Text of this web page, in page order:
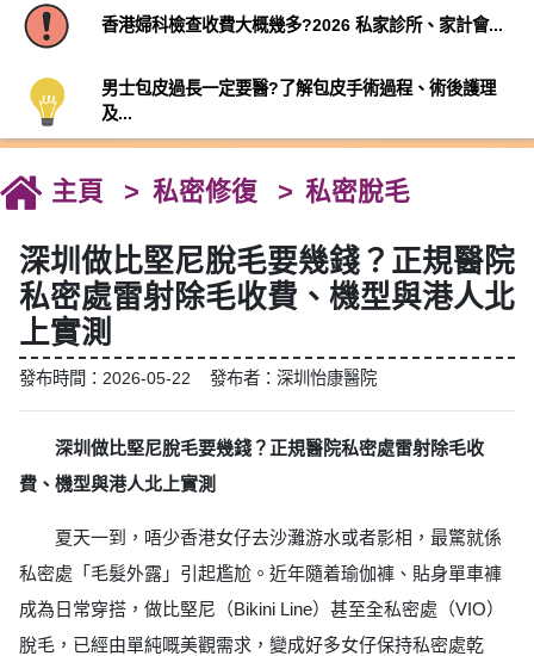
香港婦科檢查收費大概幾多?2026 私家診所、家計會...
男士包皮過長一定要醫?了解包皮手術過程、術後護理
及...
主頁 私密修復 私密脫毛
深圳做比堅尼脫毛要幾錢？正規醫院
私密處雷射除毛收費、機型與港人北
上實測
發布時間：2026-05-22 發布者：深圳怡康醫院
深圳做比堅尼脫毛要幾錢？正規醫院私密處雷射除毛收
費、機型與港人北上實測
夏天一到，唔少香港女仔去沙灘游水或者影相，最驚就係
私密處「毛髮外露」引起尷尬。近年隨着瑜伽褲、貼身單車褲
成為日常穿搭，做比堅尼（Bikini Line）甚至全私密處（VIO）
脫毛，已經由單純嘅美觀需求，變成好多女仔保持私密處乾